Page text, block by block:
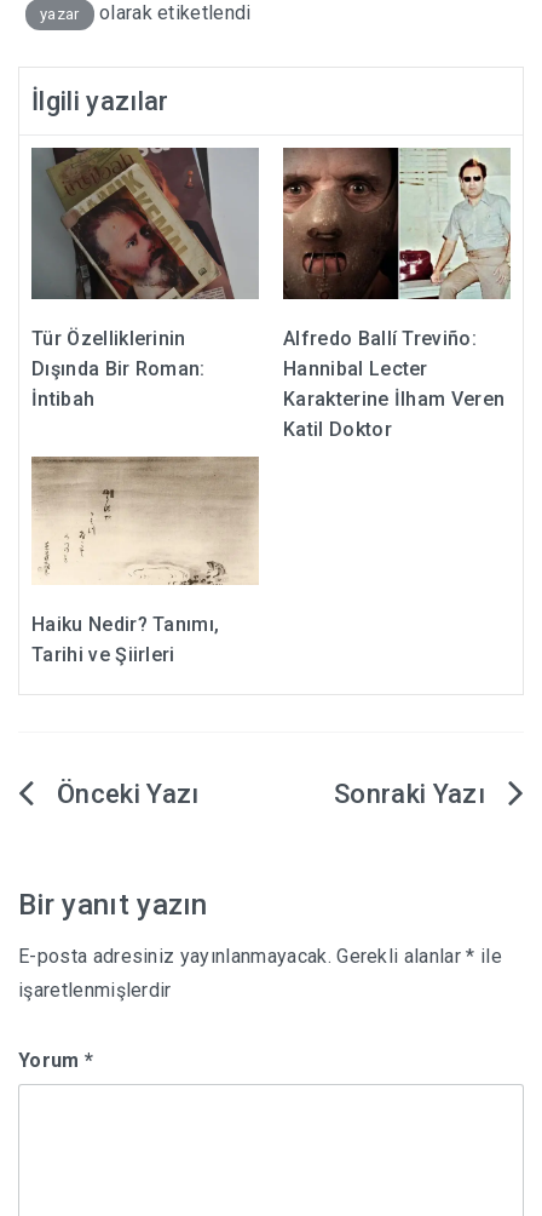
yazar olarak etiketlendi
İlgili yazılar
Tür Özelliklerinin
Dışında Bir Roman:
İntibah
Alfredo Ballí Treviño:
Hannibal Lecter
Karakterine İlham Veren
Katil Doktor
Haiku Nedir? Tanımı,
Tarihi ve Şiirleri
Yazı
Bir yanıt yazın
E-posta adresiniz yayınlanmayacak. Gerekli alanlar* ile
işaretlenmişlerdir
Yorum *